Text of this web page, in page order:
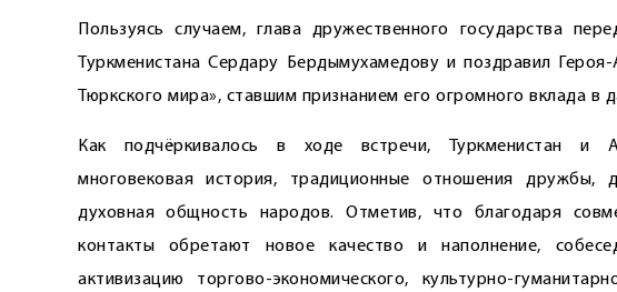
Пользуясь случаем, глава дружественного государства
Туркменистана Сердару Бердымухамедову и поздравил
Тюркского мира», ставшим признанием его огромного вклада в
Как подчёркивалось в ходе встречи, Туркменистан и
многовековая история, традиционные отношения дружбы,
духовная общность народов. Отметив, что благодаря
контакты обретают новое качество и наполнение,
активизацию торгово-экономического, культурно-